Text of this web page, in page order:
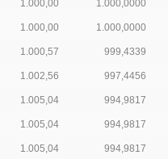
1.000,00 1.000,0000
1.000,00 1.000,0000
1.000,57 999,4339
1.002,56 997,4456
1.005,04 994,9817
1.005,04 994,9817
1.005,04 994,9817